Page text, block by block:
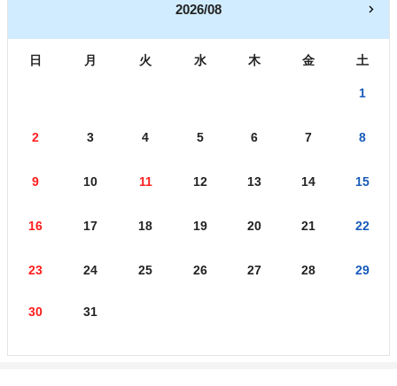
2026/08
日 月 火 水 木 金 土
1
2 3 4 5 6 7 8
9 10 11 12 13 14 15
16 17 18 19 20 21 22
23 24 25 26 27 28 29
30 31